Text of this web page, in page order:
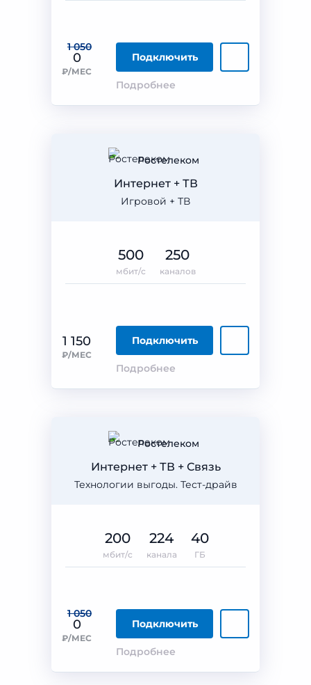
1 050
0
₽/МЕС
Подключить
Подробнее
Ростелеком
Игровой + ТВ
Интернет + ТВ
1 150
₽/МЕС
Подключить
Подробнее
500
мбит/с
250
каналов
Ростелеком
Технологии выгоды. Тест-драйв
Интернет + ТВ + Связь
1 050
0
₽/МЕС
Подключить
Подробнее
200
мбит/с
224
канала
40
ГБ